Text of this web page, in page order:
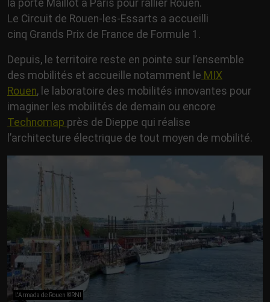
la porte Maillot à Paris pour rallier Rouen.
Le Circuit de Rouen-les-Essarts a accueilli
cinq Grands Prix de France de Formule 1.
Depuis, le territoire reste en pointe sur l’ensemble
des mobilités et accueille notamment le MIX
Rouen, le laboratoire des mobilités innovantes pour
imaginer les mobilités de demain ou encore
Technomap près de Dieppe qui réalise
l’architecture électrique de tout moyen de mobilité.
L'Armada de Rouen ©RNI